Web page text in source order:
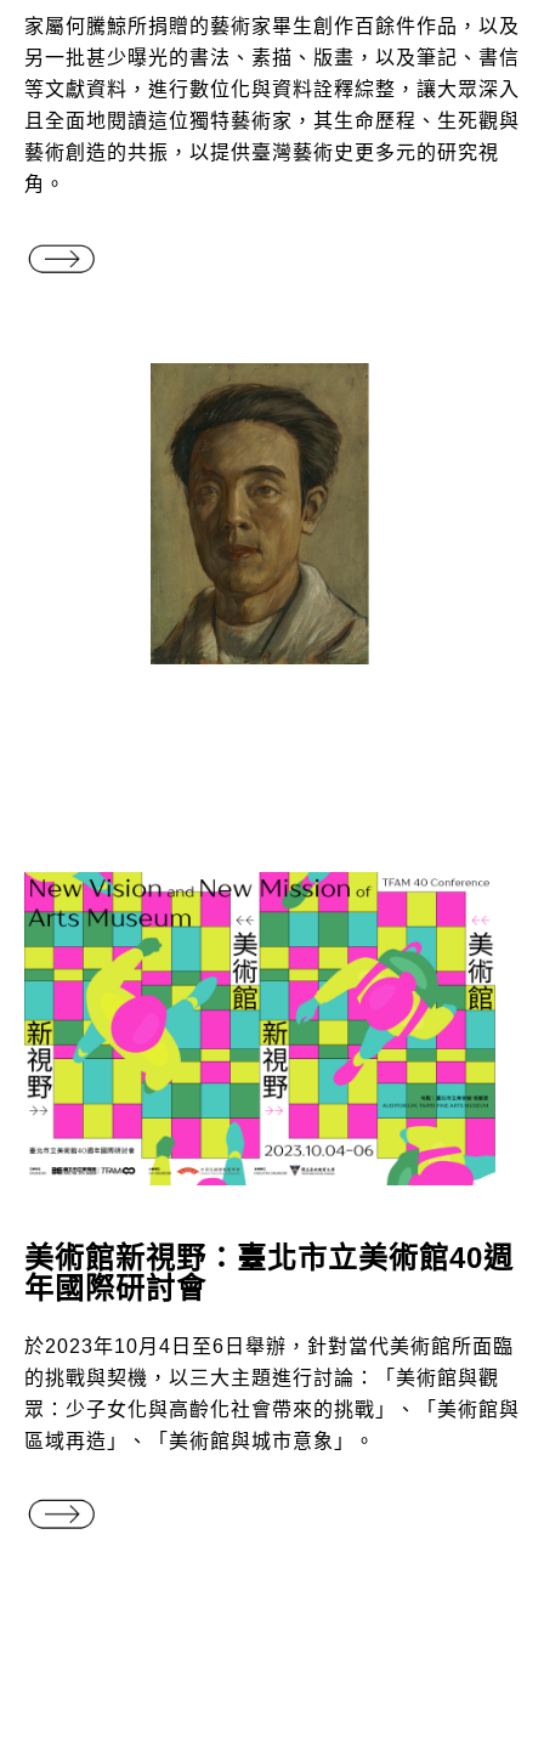
家屬何騰鯨所捐贈的藝術家畢生創作百餘件作品，以及
另一批甚少曝光的書法、素描、版畫，以及筆記、書信
等文獻資料，進行數位化與資料詮釋綜整，讓大眾深入
且全面地閱讀這位獨特藝術家，其生命歷程、生死觀與
藝術創造的共振，以提供臺灣藝術史更多元的研究視
角。
美術館新視野：臺北市立美術館40週
年國際研討會
於2023年10月4日至6日舉辦，針對當代美術館所面臨
的挑戰與契機，以三大主題進行討論：「美術館與觀
眾：少子女化與高齡化社會帶來的挑戰」、「美術館與
區域再造」、「美術館與城市意象」。